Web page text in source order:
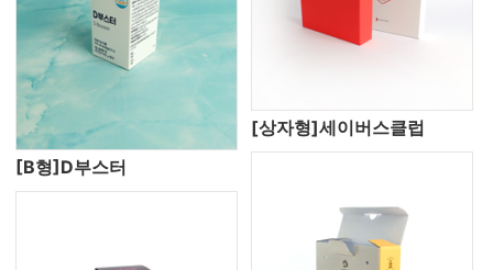
[B형]D부스터
[상자형]세이버스클럽